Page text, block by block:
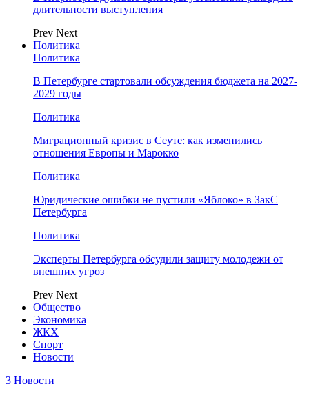
длительности выступления
Prev Next
Политика
Политика
В Петербурге стартовали обсуждения бюджета на 2027-
2029 годы
Политика
Миграционный кризис в Сеуте: как изменились
отношения Европы и Марокко
Политика
Юридические ошибки не пустили «Яблоко» в ЗакС
Петербурга
Политика
Эксперты Петербурга обсудили защиту молодежи от
внешних угроз
Prev Next
Общество
Экономика
ЖКХ
Спорт
Новости
3 Новости